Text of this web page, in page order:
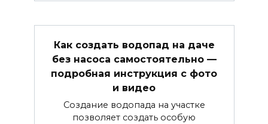
Как создать водопад на даче
без насоса самостоятельно —
подробная инструкция с фото
и видео
Создание водопада на участке
позволяет создать особую